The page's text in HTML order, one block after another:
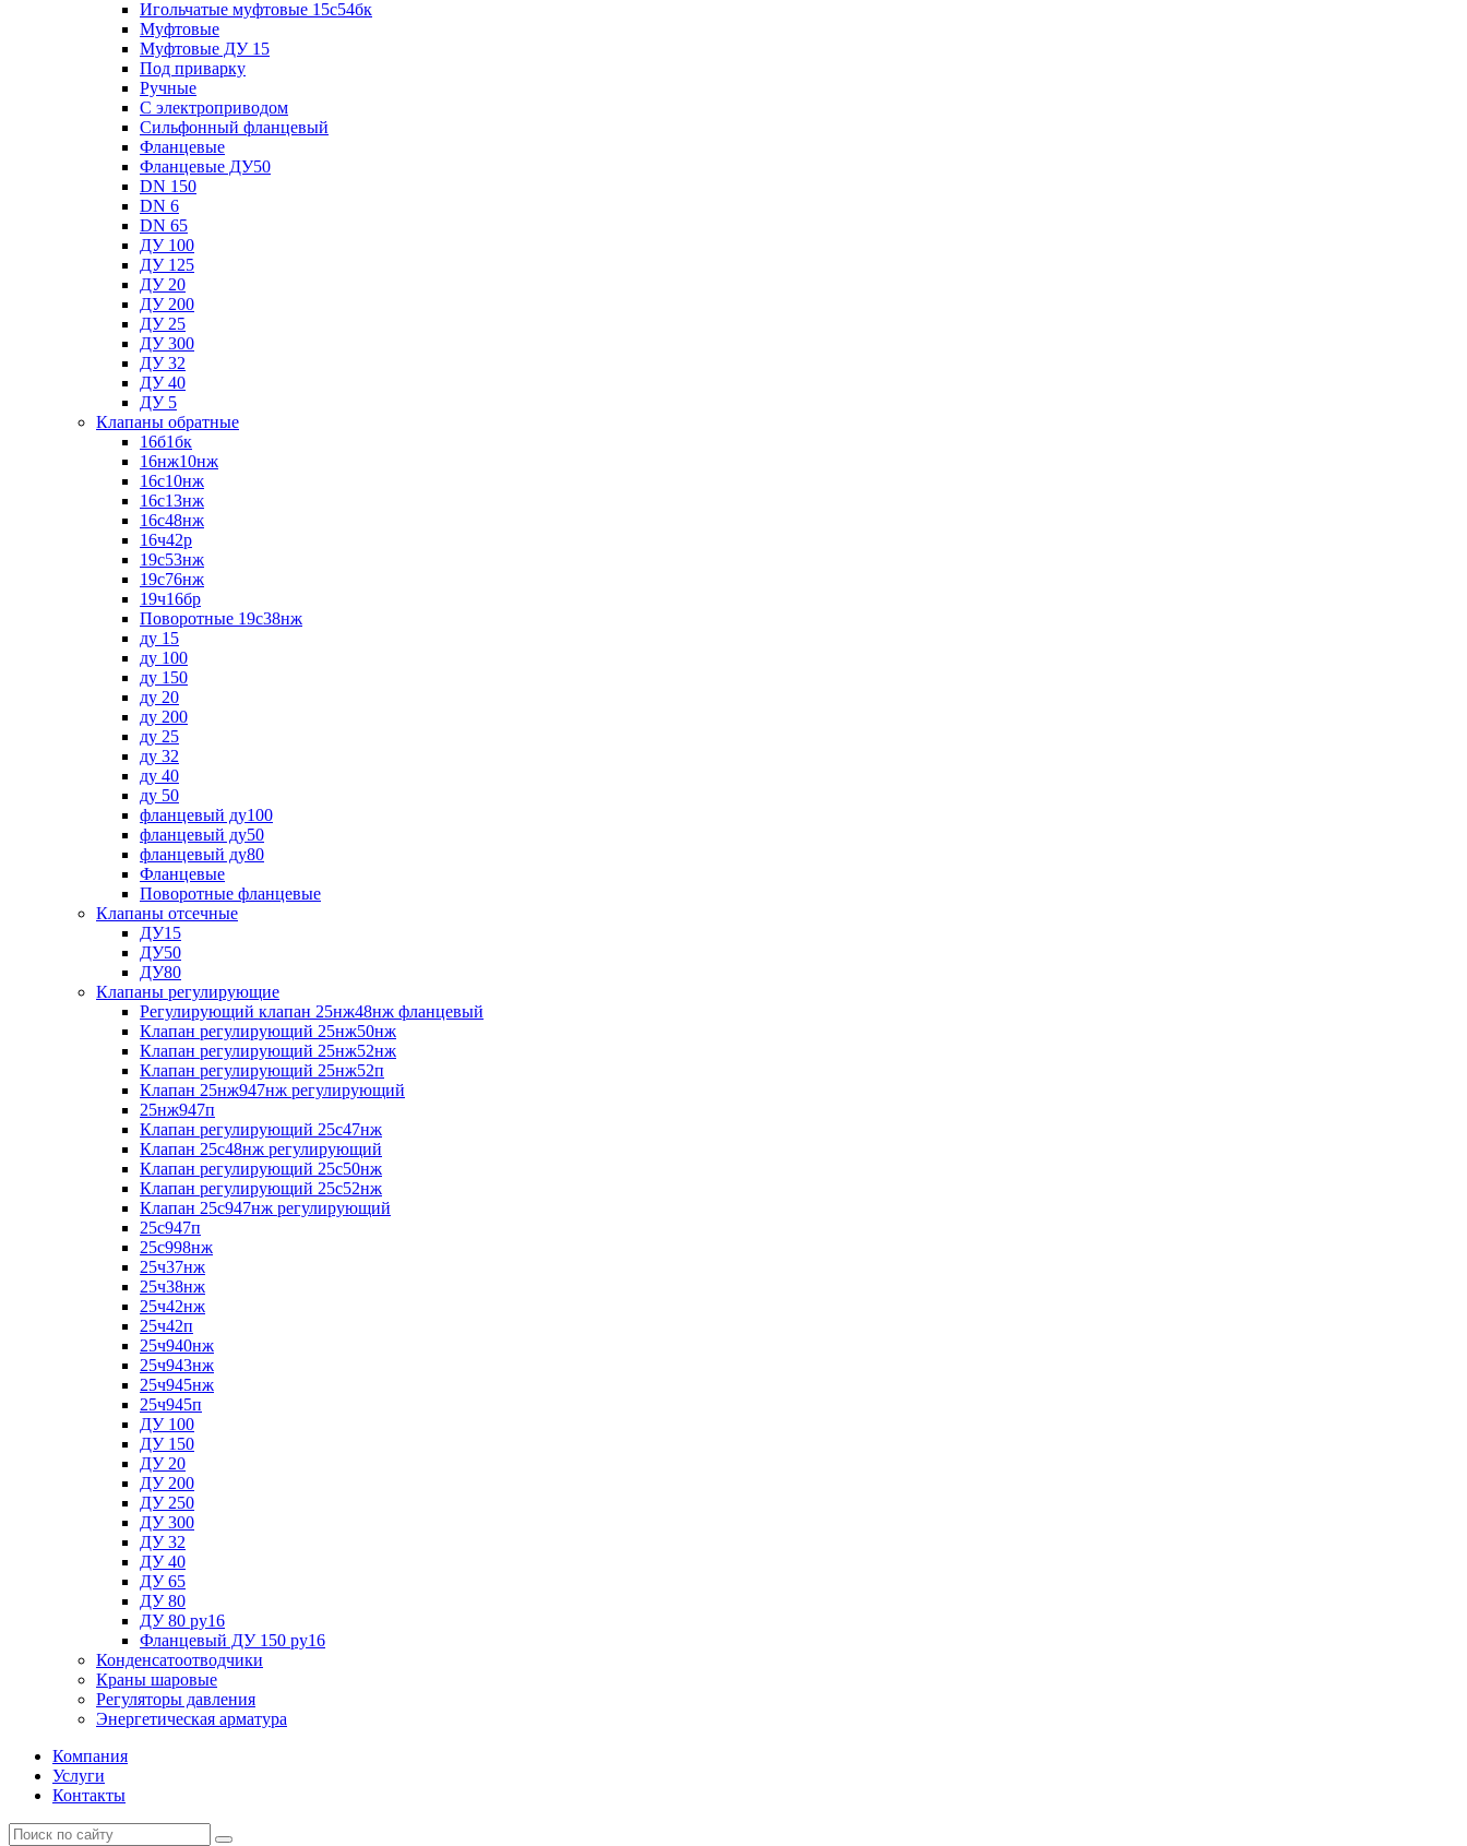
Игольчатые муфтовые 15с54бк
Муфтовые
Муфтовые ДУ 15
Под приварку
Ручные
С электроприводом
Сильфонный фланцевый
Фланцевые
Фланцевые ДУ50
DN 150
DN 6
DN 65
ДУ 100
ДУ 125
ДУ 20
ДУ 200
ДУ 25
ДУ 300
ДУ 32
ДУ 40
ДУ 5
Клапаны обратные
16б1бк
16нж10нж
16с10нж
16с13нж
16с48нж
16ч42р
19с53нж
19с76нж
19ч16бр
Поворотные 19с38нж
ду 15
ду 100
ду 150
ду 20
ду 200
ду 25
ду 32
ду 40
ду 50
фланцевый ду100
фланцевый ду50
фланцевый ду80
Фланцевые
Поворотные фланцевые
Клапаны отсечные
ДУ15
ДУ50
ДУ80
Клапаны регулирующие
Регулирующий клапан 25нж48нж фланцевый
Клапан регулирующий 25нж50нж
Клапан регулирующий 25нж52нж
Клапан регулирующий 25нж52п
Клапан 25нж947нж регулирующий
25нж947п
Клапан регулирующий 25с47нж
Клапан 25с48нж регулирующий
Клапан регулирующий 25с50нж
Клапан регулирующий 25с52нж
Клапан 25с947нж регулирующий
25с947п
25с998нж
25ч37нж
25ч38нж
25ч42нж
25ч42п
25ч940нж
25ч943нж
25ч945нж
25ч945п
ДУ 100
ДУ 150
ДУ 20
ДУ 200
ДУ 250
ДУ 300
ДУ 32
ДУ 40
ДУ 65
ДУ 80
ДУ 80 ру16
Фланцевый ДУ 150 ру16
Конденсатоотводчики
Краны шаровые
Регуляторы давления
Энергетическая арматура
Компания
Услуги
Контакты